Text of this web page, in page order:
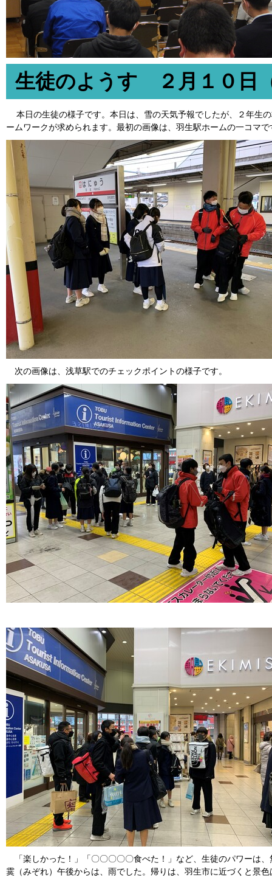
生徒のようす ２月１０日
本日の生徒の様子です。本日は、雪の天気予報でしたが、２年生
ームワークが求められます。最初の画像は、羽生駅ホームの一コマで
次の画像は、浅草駅でのチェックポイントの様子です。
「楽しかった！」「〇〇〇〇〇食べた！」など、生徒のパワーは
霙（みぞれ）午後からは、雨でした。帰りは、羽生市に近づくと景